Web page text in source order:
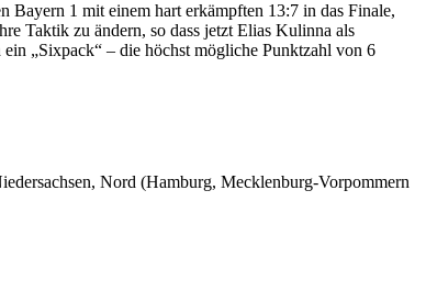
Bayern 1 mit einem hart erkämpften 13:7 in das Finale,
Taktik zu ändern, so dass jetzt Elias Kulinna als
„Sixpack“ – die höchst mögliche Punktzahl von 6
Nord (Hamburg, Mecklenburg-Vorpommern